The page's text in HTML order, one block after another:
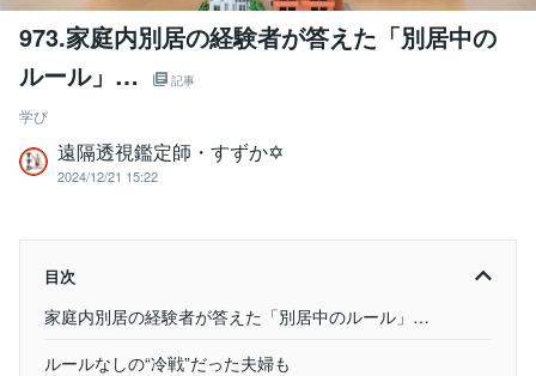
973.家庭内別居の経験者が答えた「別居中の
ルール」…
記事
学び
遠隔透視鑑定師・すずか✡
2024/12/21 15:22
目次
家庭内別居の経験者が答えた「別居中のルール」…
ルールなしの“冷戦”だった夫婦も